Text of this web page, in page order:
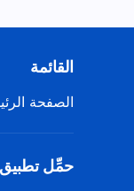
القائمة
الصفحة
حمِّل تطبيق